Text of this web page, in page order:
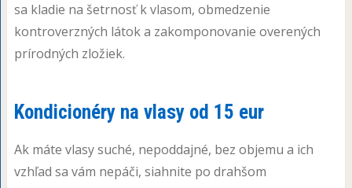
sa kladie na šetrnosť k vlasom, obmedzenie
kontroverzných látok a zakomponovanie overených
prírodných zložiek.
Kondicionéry na vlasy od 15 eur
Ak máte vlasy suché, nepoddajné, bez objemu a ich
vzhľad sa vám nepáči, siahnite po drahšom